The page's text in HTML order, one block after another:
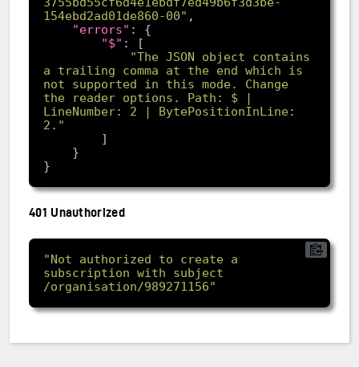
154ebd2ad01de860-00"
"errors"
"$"
"The JSON object contains
a trailing comma at the end which is
not supported in this mode. Change
the reader options. Path: $ |
LineNumber: 2 | BytePositionInLine:
2."
401 Unauthorized
"Not authorized to create a
subscription with subject
/organisation/989271156"